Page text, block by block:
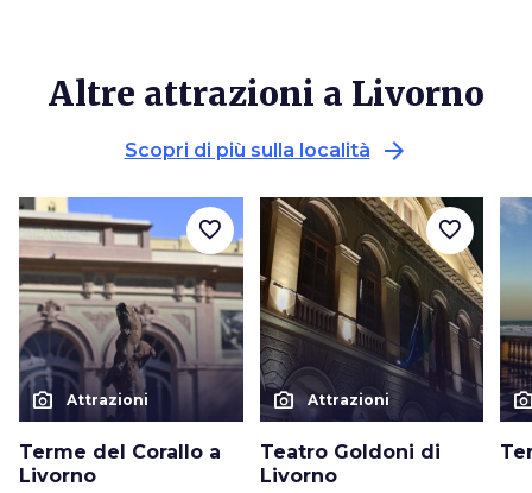
Altre attrazioni a Livorno
Scopri di più sulla località arrow_forward
photo_camera Attrazioni
Terme del Corallo a
Livorno
favorite_border
photo_camera Attrazioni
Teatro Goldoni di
Livorno
favorite_border